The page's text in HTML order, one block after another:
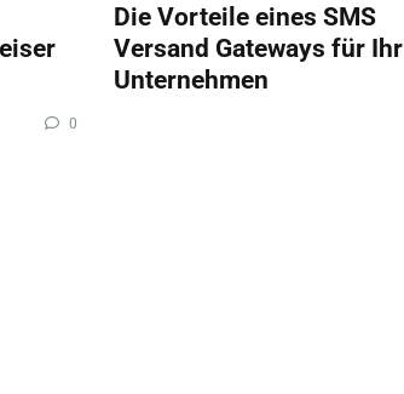
0
Die Vorteile eines SMS
Versand Gateways für Ihr
Unternehmen